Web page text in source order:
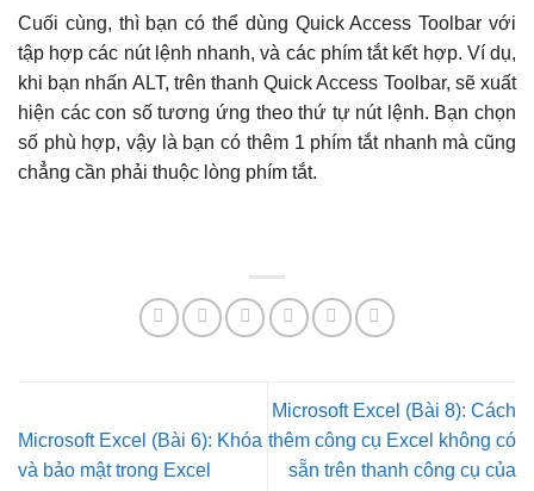
Cuối cùng, thì bạn có thể dùng Quick Access Toolbar với
tập hợp các nút lệnh nhanh, và các phím tắt kết hợp. Ví dụ,
khi bạn nhấn ALT, trên thanh Quick Access Toolbar, sẽ xuất
hiện các con số tương ứng theo thứ tự nút lệnh. Bạn chọn
số phù hợp, vậy là bạn có thêm 1 phím tắt nhanh mà cũng
chẳng cần phải thuộc lòng phím tắt.
Microsoft Excel (Bài 6): Khóa
và bảo mật trong Excel
Microsoft Excel (Bài 8): Cách
thêm công cụ Excel không có
sẵn trên thanh công cụ của